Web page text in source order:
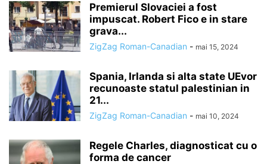
Premierul Slovaciei a fost
impuscat. Robert Fico e in stare
grava...
ZigZag Roman-Canadian - mai 15, 2024
Spania, Irlanda si alta state UEvor
recunoaste statul palestinian in
21...
ZigZag Roman-Canadian - mai 10, 2024
Regele Charles, diagnosticat cu o
forma de cancer